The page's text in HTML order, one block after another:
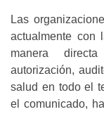
Las
actualmente con
manera
autorización,
salud en todo el
el comunicado,